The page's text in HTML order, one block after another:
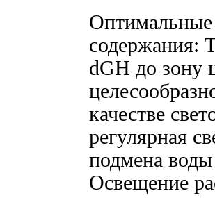
содержания:
dGH до зону
качестве
регулярная
подмена
Освещение